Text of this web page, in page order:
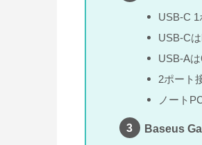
USB-C
USB-C
USB-A
2ポート
ノート
Baseus